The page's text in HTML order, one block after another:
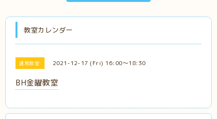
教室カレンダー
通常教室 2021-12-17 (Fri) 16:00～18:30
BH金曜教室